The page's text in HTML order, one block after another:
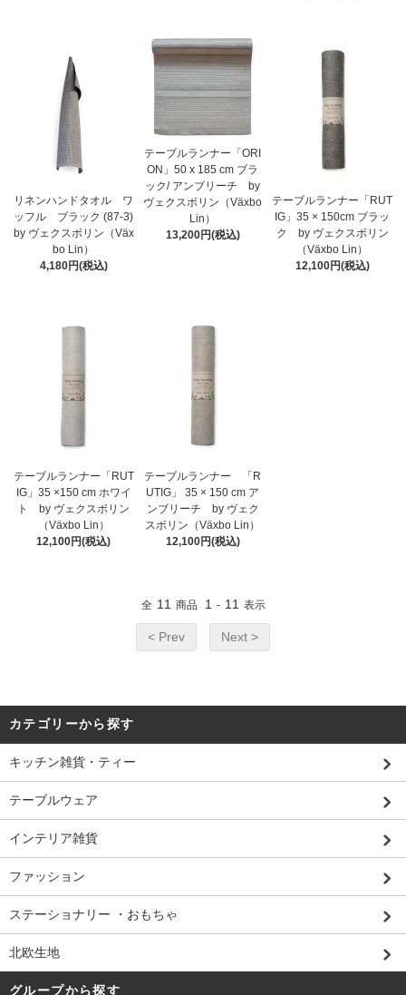
リネンハンドタオル ワ
ッフル ブラック (87-3)
by ヴェクスボリン（Väx
bo Lin）
4,180円(税込)
テーブルランナー「ORI
ON」50 x 185 cm ブラ
ック/ アンブリーチ by
ヴェクスボリン（Växbo
Lin）
13,200円(税込)
テーブルランナー「RUT
IG」35 × 150cm ブラッ
ク by ヴェクスボリン
（Växbo Lin）
12,100円(税込)
テーブルランナー「RUT
IG」35 ×150 cm ホワイ
ト by ヴェクスボリン
（Växbo Lin）
12,100円(税込)
テーブルランナー 「R
UTIG」 35 × 150 cm ア
ンブリーチ by ヴェク
スボリン（Växbo Lin）
12,100円(税込)
全 11 商品 1 - 11 表示
< Prev Next >
カテゴリーから探す
キッチン雑貨・ティー
テーブルウェア
インテリア雑貨
ファッション
ステーショナリー ・おもちゃ
北欧生地
グループから探す